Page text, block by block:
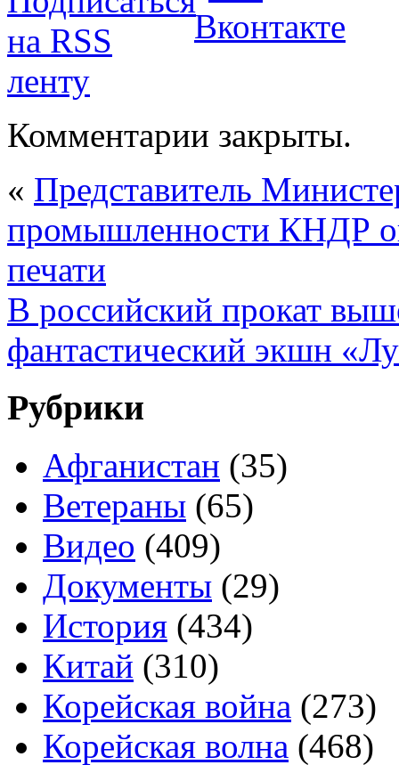
Комментарии закрыты.
« Представитель
промышленности КНДР
печати
В российский прокат
фантастический экшн
Рубрики
Афганистан (35)
Ветераны (65)
Видео (409)
Документы (29)
История (434)
Китай (310)
Корейская война (273)
Корейская волна (468)